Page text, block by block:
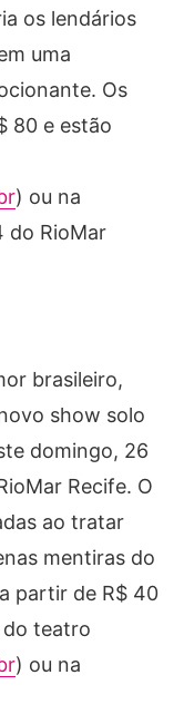
os lendários
uma
Os
80 e estão
) ou na
do RioMar
brasileiro,
show solo
domingo, 26
Recife. O
ao tratar
mentiras do
partir de R$ 40
do teatro
) ou na